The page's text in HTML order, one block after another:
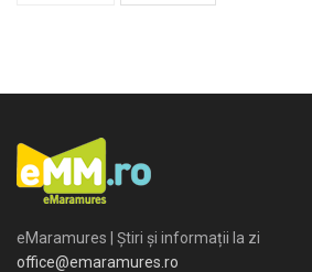
eMaramures | Știri și informații la zi
office@emaramures.ro